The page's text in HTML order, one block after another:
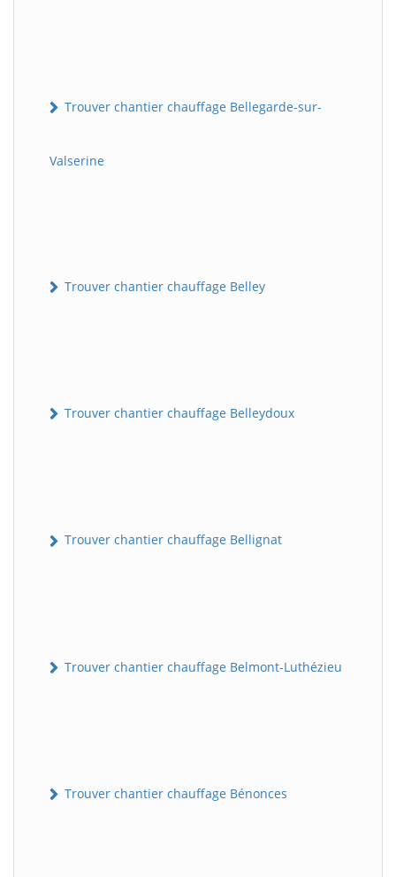
Trouver chantier chauffage Bellegarde-sur-
Valserine
Trouver chantier chauffage Belley
Trouver chantier chauffage Belleydoux
Trouver chantier chauffage Bellignat
Trouver chantier chauffage Belmont-Luthézieu
Trouver chantier chauffage Bénonces